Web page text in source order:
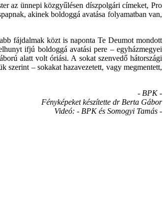
az ünnepi közgyűlésen díszpolgári címeket, Pro
akinek boldoggá avatása folyamatban van,
fájdalmak közt is naponta Te Deumot mondott
ifjú boldoggá avatási pere – egyházmegyei
alatt volt óriási. A sokat szenvedő hátországi
szerint – sokakat hazavezetett, vagy megmentett,
- BPK -
Fényképeket készítette dr Berta Gábor
Videó: - BPK és Somogyi Tamás -